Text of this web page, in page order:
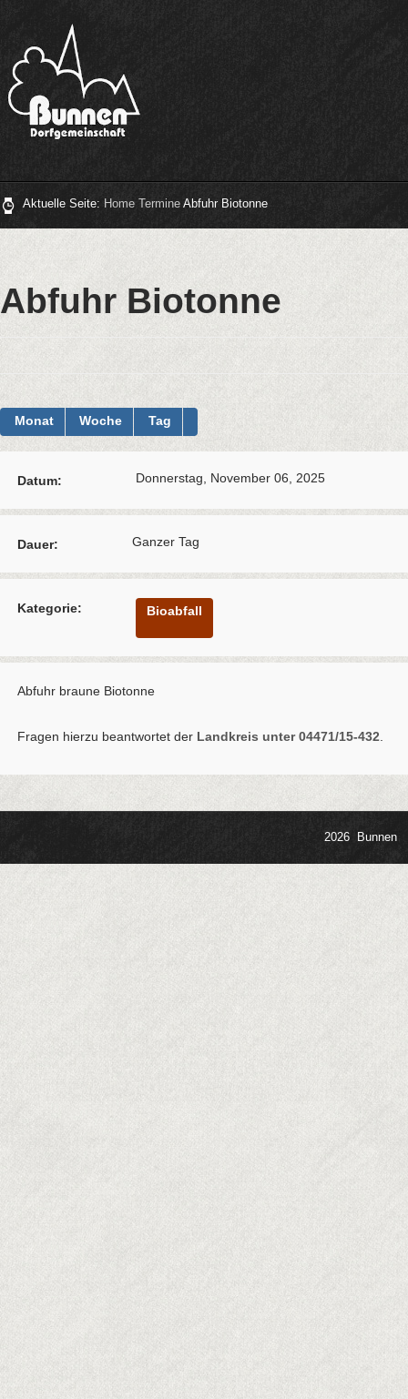
Aktuelle Seite: Home Termine Abfuhr Biotonne
Abfuhr Biotonne
Monat Woche Tag
Datum: Donnerstag, November 06, 2025
Dauer: Ganzer Tag
Kategorie: Bioabfall
Abfuhr braune Biotonne
Fragen hierzu beantwortet der Landkreis unter 04471/15-432
2026 Bunnen